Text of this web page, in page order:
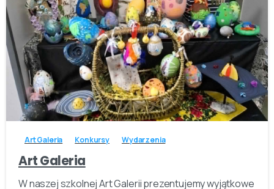
-
Art Galeria Konkursy Wydarzenia
Art Galeria
W naszej szkolnej Art Galerii prezentujemy wyjątkowe